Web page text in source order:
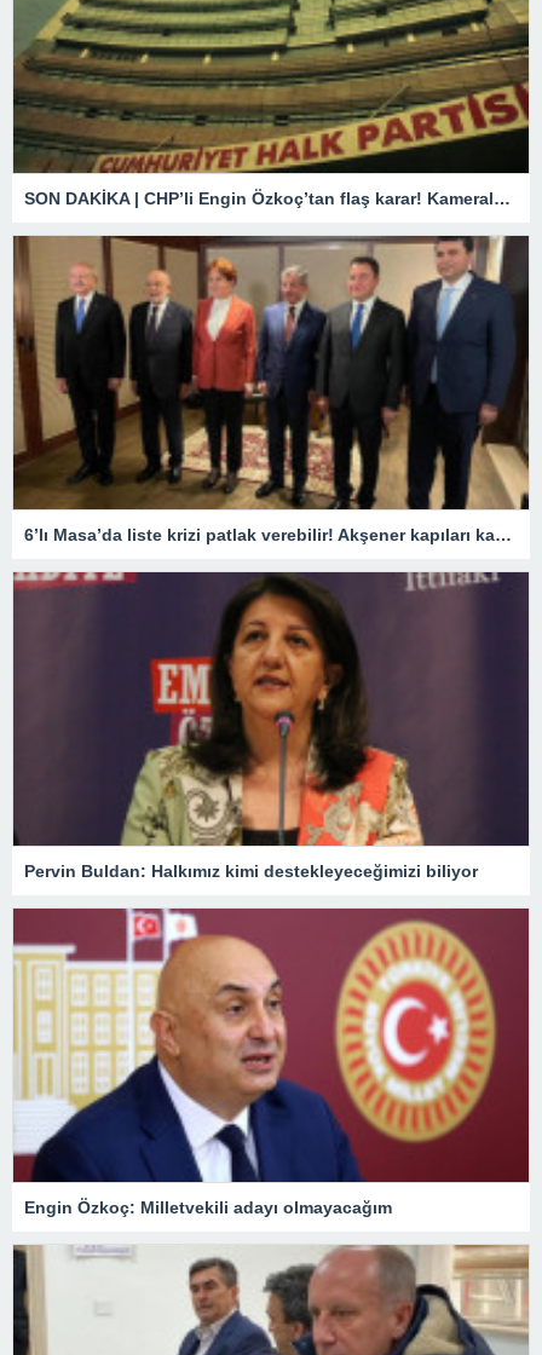
SON DAKİKA | CHP’li Engin Özkoç’tan flaş karar! Kameralar karşısında ‘Son toplantım’ diyerek duyurdu
6’lı Masa’da liste krizi patlak verebilir! Akşener kapıları kapattı, Kılıçdaroğlu ise tek partiye sıcak bakıyor
Pervin Buldan: Halkımız kimi destekleyeceğimizi biliyor
Engin Özkoç: Milletvekili adayı olmayacağım